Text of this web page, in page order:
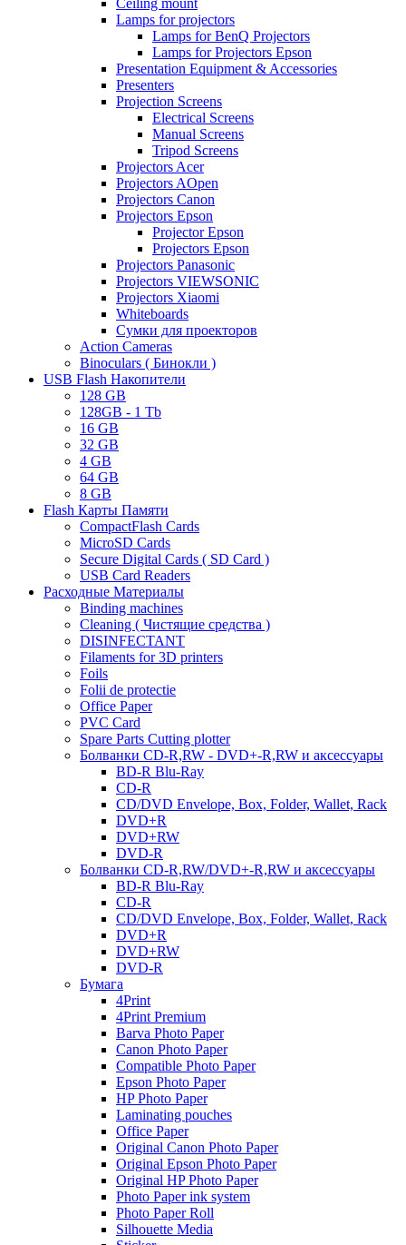
Ceiling mount
Lamps for projectors
Lamps for BenQ Projectors
Lamps for Projectors Epson
Presentation Equipment & Accessories
Presenters
Projection Screens
Electrical Screens
Manual Screens
Tripod Screens
Projectors Acer
Projectors AOpen
Projectors Canon
Projectors Epson
Projector Epson
Projectors Epson
Projectors Panasonic
Projectors VIEWSONIC
Projectors Xiaomi
Whiteboards
Сумки для проекторов
Action Cameras
Binoculars ( Бинокли )
USB Flash Накопители
128 GB
128GB - 1 Tb
16 GB
32 GB
4 GB
64 GB
8 GB
Flash Карты Памяти
CompactFlash Cards
MicroSD Cards
Secure Digital Cards ( SD Card )
USB Card Readers
Расходные Материалы
Binding machines
Cleaning ( Чистящие средства )
DISINFECTANT
Filaments for 3D printers
Foils
Folii de protectie
Office Paper
PVC Card
Spare Parts Cutting plotter
Болванки CD-R,RW - DVD+-R,RW и аксессуары
BD-R Blu-Ray
CD-R
CD/DVD Envelope, Box, Folder, Wallet, Rack
DVD+R
DVD+RW
DVD-R
Болванки CD-R,RW/DVD+-R,RW и аксессуары
BD-R Blu-Ray
CD-R
CD/DVD Envelope, Box, Folder, Wallet, Rack
DVD+R
DVD+RW
DVD-R
Бумага
4Print
4Print Premium
Barva Photo Paper
Canon Photo Paper
Compatible Photo Paper
Epson Photo Paper
HP Photo Paper
Laminating pouches
Office Paper
Original Canon Photo Paper
Original Epson Photo Paper
Original HP Photo Paper
Photo Paper ink system
Photo Paper Roll
Silhouette Media